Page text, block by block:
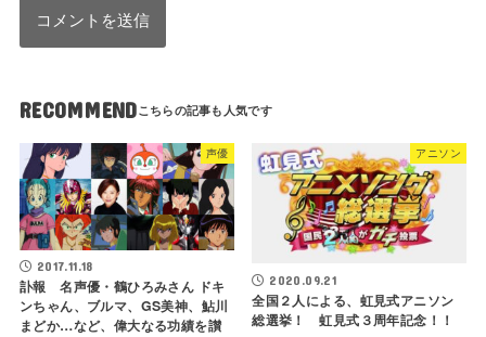
RECOMMEND
声優
2017.11.18
訃報 名声優・鶴ひろみさん ドキ
ンちゃん、ブルマ、GS美神、鮎川
まどか…など、偉大なる功績を讃
アニソン
2020.09.21
全国２人による、虹見式アニソン
総選挙！ 虹見式３周年記念！！